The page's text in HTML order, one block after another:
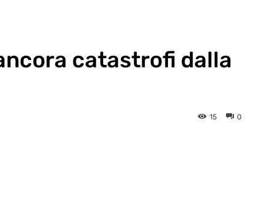
catastrofi dalla
0
15